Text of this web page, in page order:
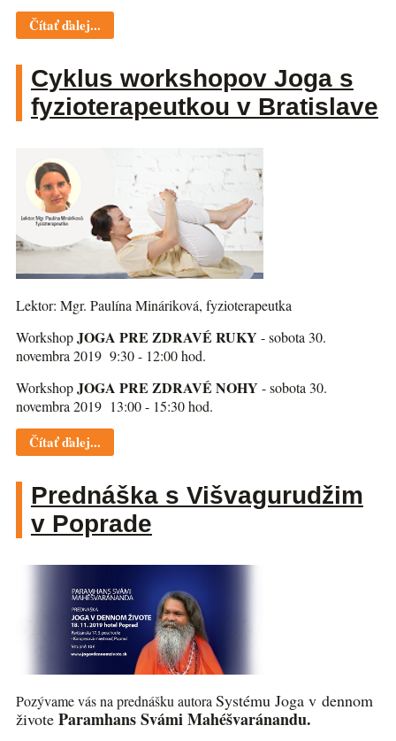
Čítať ďalej...
Cyklus workshopov Joga s
fyzioterapeutkou v Bratislave
Lektor: Mgr. Paulína Mináriková, fyzioterapeutka
WorkshopJOGA PRE ZDRAVÉ RUKY - sobota 30.
novembra 2019 9:30 - 12:00 hod.
WorkshopJOGA PRE ZDRAVÉ NOHY - sobota 30.
novembra 2019 13:00 - 15:30 hod.
Čítať ďalej...
Prednáška s Višvagurudžim
v Poprade
Pozývame vás na prednášku autora Systému Joga v dennom
živote Paramhans Svámi Mahéšvaránandu.